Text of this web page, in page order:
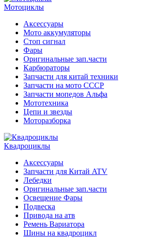
Мотоциклы
Аксессуары
Мото аккумуляторы
Стоп сигнал
Фары
Оригинальные зап.части
Карбюраторы
Запчасти для китай техники
Запчасти на мото СССР
Запчасти мопедов Альфа
Мототехника
Цепи и звезды
Моторазборка
Квадроциклы
Аксессуары
Запчасти для Китай ATV
Лебедки
Оригинальные зап.части
Освещение Фары
Подвеска
Привода на атв
Ремень Вариатора
Шины на квадроцикл